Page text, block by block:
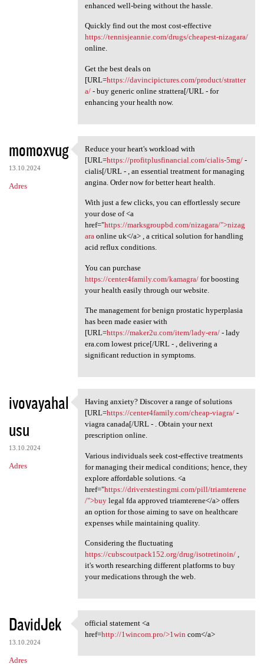
enhanced well-being without the hassle.
Quickly find out the most cost-effective
https://tennisjeannie.com/drugs/cheapest-nizagara/
online.
Get the best deals on
[URL=https://davincipictures.com/product/stratter
a/- buy generic online strattera[/URL - for
enhancing your health now.
momoxvug
13.10.2024
Adres
Reduce your heart's workload
Reduce your heart's workload with
[URL=https://profitplusfinancial.com/cialis-5mg/-
cialis[/URL - , an essential treatment for managing
angina. Order now for better heart health.
With just a few clicks, you can effortlessly secure
your dose of <a
href="https://marksgroupbd.com/nizagara/">nizag
araonline uk</a> , a critical solution for handling
acid reflux conditions.
You can purchase
https://center4family.com/kamagra/for boosting
your health easily through our website.
The management for benign prostatic hyperplasia
has been made easier with
[URL=https://maker2u.com/item/lady-era/- lady
era.com lowest price[/URL - , delivering a
significant reduction in symptoms.
ivovayahal
usu
13.10.2024
Adres
Having anxiety? Discover a
Having anxiety? Discover a range of solutions
[URL=https://center4family.com/cheap-viagra/-
viagra canada[/URL - . Obtain your next
prescription online.
Various individuals seek cost-effective treatments
for managing their medical conditions; hence, they
explore affordable solutions. <a
href="https://driverstestingmi.com/pill/triamterene
/">buylegal fda approved triamterene</a> offers
an option for those aiming to save on healthcare
expenses while maintaining quality.
Considering the fluctuating
https://cubscoutpack152.org/drug/isotretinoin/,
it's worth researching different platforms to buy
your medications through the web.
DavidJek
13.10.2024
Adres
official statement <a href
official statement <a
href=http://1wincom.pro/>1win com</a>